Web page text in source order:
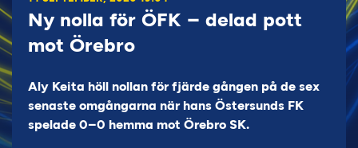
Ny nolla för ÖFK – delad pott
mot Örebro
Aly Keita höll nollan för fjärde gången på de sex
senaste omgångarna när hans Östersunds FK
spelade 0–0 hemma mot Örebro SK.